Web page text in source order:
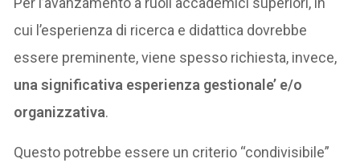
cui l’esperienza di ricerca e didattica dovrebbe
essere preminente, viene spesso richiesta, invece,
una significativa esperienza gestionale’ e/o
organizzativa.
Questo potrebbe essere un criterio “condivisibile”